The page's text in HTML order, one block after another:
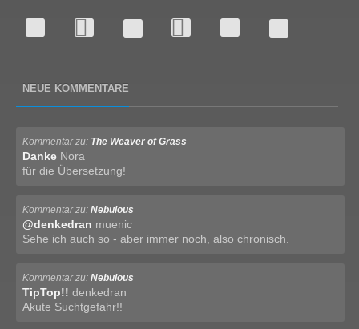
NEUE KOMMENTARE
Kommentar zu: The Weaver of Grass
Danke Nora
für die Übersetzung!
Kommentar zu: Nebulous
@denkedran muenic
Sehe ich auch so - aber immer noch, also chronisch.
Kommentar zu: Nebulous
TipTop!! denkedran
Akute Suchtgefahr!!